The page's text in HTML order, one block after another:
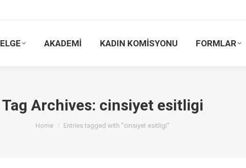
AKADEMİ KADIN KOMİSYONU FORMLAR
Tag Archives: cinsiyet esitligi
You are here:
Home Entries tagged with "cinsiyet esitligi"